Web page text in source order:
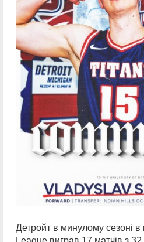
Детройт в минулому сезоні в